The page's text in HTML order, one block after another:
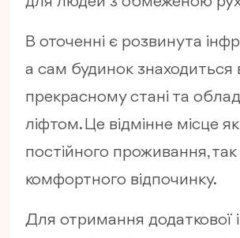
В оточенні є розвинута
а сам будинок знаходиться
прекрасному стані та
ліфтом. Це відмінне місце
постійного проживання, так
комфортного відпочинку.
Для отримання додаткової